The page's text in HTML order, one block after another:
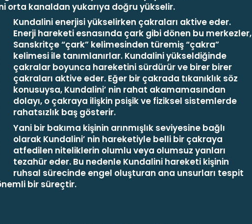
orta kanaldan yukarıya doğru yükselir.
Kundalini enerjisi yükselirken çakraları aktive eder.
Enerji hareketi esnasında çark gibi dönen bu merkezler,
Sanskritçe “çark” kelimesinden türemiş “çakra”
kelimesi ile tanımlanırlar. Kundalini yükseldiğinde
çakralar boyunca hareketini sürdürür ve birer birer
çakraları aktive eder. Eğer bir çakrada tıkanıklık söz
konusuysa, Kundalini’ nin rahat akamamasından
dolayı, o çakraya ilişkin psişik ve fiziksel sistemlerde
rahatsızlık baş gösterir.
Yani bir bakıma kişinin arınmışlık seviyesine bağlı
olarak Kundalini’ nin hareketiyle belli bir çakraya
atfedilen niteliklerin olumlu veya olumsuz yanları
tezahür eder. Bu nedenle Kundalini hareketi kişinin
ruhsal sürecinde engel oluşturan ana unsurları tespit
bir süreçtir.